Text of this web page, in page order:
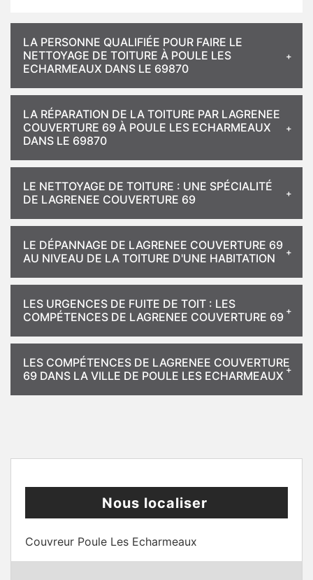
LA PERSONNE QUALIFIÉE POUR FAIRE LE
NETTOYAGE DE TOITURE À POULE LES
ECHARMEAUX DANS LE 69870
LA RÉPARATION DE LA TOITURE PAR LAGRENEE
COUVERTURE 69 À POULE LES ECHARMEAUX
DANS LE 69870
LE NETTOYAGE DE TOITURE : UNE SPÉCIALITÉ
DE LAGRENEE COUVERTURE 69
LE DÉPANNAGE DE LAGRENEE COUVERTURE 69
AU NIVEAU DE LA TOITURE D'UNE HABITATION
LES URGENCES DE FUITE DE TOIT : LES
COMPÉTENCES DE LAGRENEE COUVERTURE 69
LES COMPÉTENCES DE LAGRENEE COUVERTURE
69 DANS LA VILLE DE POULE LES ECHARMEAUX
Nous localiser
Couvreur Poule Les Echarmeaux